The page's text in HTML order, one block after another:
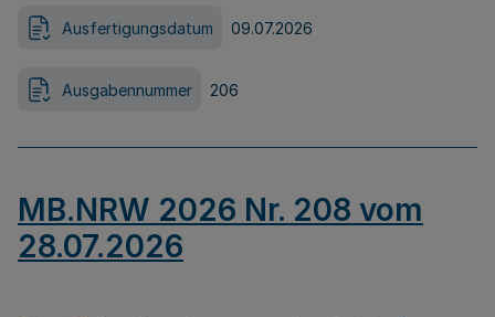
Ausfertigungsdatum 09.07.2026
Ausgabennummer 206
MB.NRW 2026 Nr. 208 vom
28.07.2026